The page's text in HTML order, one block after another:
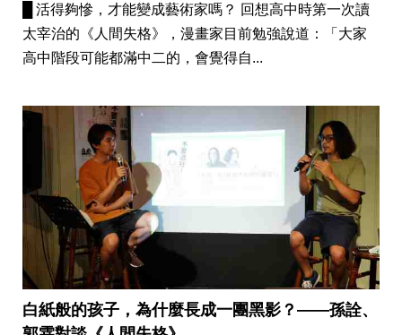
█ 活得夠慘，才能變成藝術家嗎？ 回想高中時第一次讀
太宰治的《人間失格》，漫畫家目前勉強說道：「大家
高中階段可能都滿中二的，會覺得自...
白紙般的孩子，為什麼長成一團黑影？——孫詮、